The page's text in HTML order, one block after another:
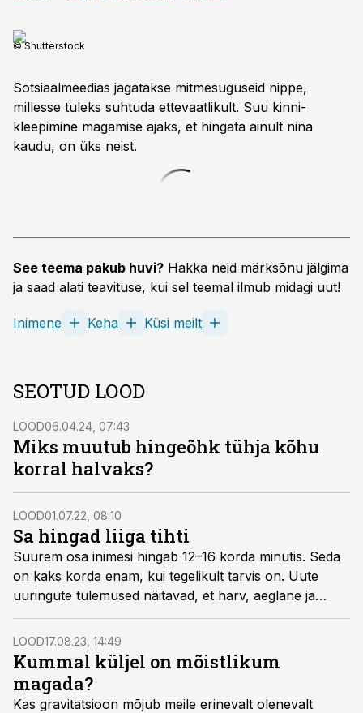
© Shutterstock
Sotsiaalmeedias jagatakse mitmesuguseid nippe,
millesse tuleks suhtuda ettevaatlikult. Suu kinni­
kleepimine magamise ajaks, et hingata ainult nina
kaudu, on üks neist.
See teema pakub huvi? Hakka neid märksõnu jälgima
ja saad alati teavituse, kui sel teemal ilmub midagi uut!
Inimene Keha Küsi meilt
SEOTUD LOOD
LOOD06.04.24, 07:43
Miks muutub hingeõhk tühja kõhu
korral halvaks?
LOOD01.07.22, 08:10
Sa hingad liiga tihti
Suurem osa inimesi hingab 12–16 korda minutis. Seda
on kaks korda enam, kui tegelikult tarvis on. Uute
uuringute tulemused näitavad, et harv, aeglane ja
sügav hingamine mõjutab aju nii, et meil on parem tuju
ja tervis ning me elame kauem.
LOOD17.08.23, 14:49
Kummal küljel on mõistlikum
magada?
Kas gravitatsioon mõjub meile erinevalt olenevalt